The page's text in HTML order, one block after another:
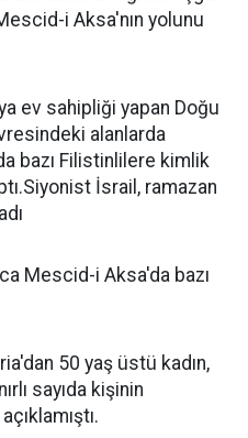
i Aksa'nın yolunu
ev sahipliği yapan Doğu
alanlarda
bazı Filistinlilere kimlik
İsrail, ramazan
Mescid-i Aksa'da bazı
50 yaş üstü kadın,
sayıda kişinin